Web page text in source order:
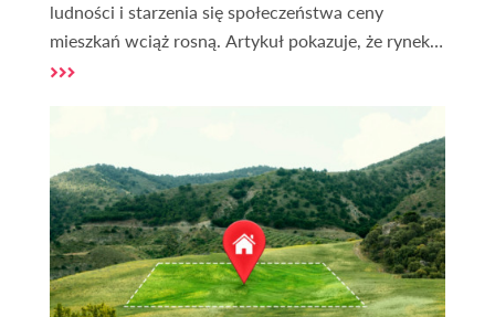
ludności i starzenia się społeczeństwa ceny
mieszkań wciąż rosną. Artykuł pokazuje, że rynek
nie zmierza ani do krachu, ani do niekończącej się
nieruchomości będą decydować o przyszłej
wartości mieszkań i które regiony Polski zyskają, a
które mogą stracić.